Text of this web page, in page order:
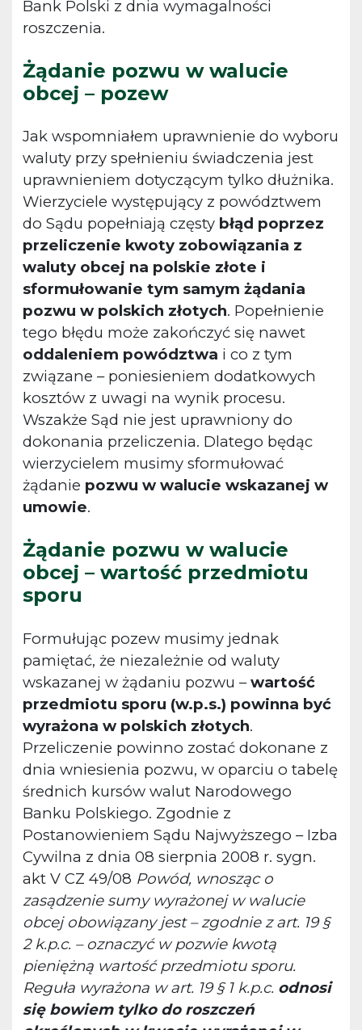
Bank Polski z dnia wymagalności
roszczenia.
Żądanie pozwu w walucie
obcej – pozew
Jak wspomniałem uprawnienie do wyboru
waluty przy spełnieniu świadczenia jest
uprawnieniem dotyczącym tylko dłużnika.
Wierzyciele występujący z powództwem
do Sądu popełniają częsty błąd poprzez
przeliczenie kwoty zobowiązania z
waluty obcej na polskie złote i
sformułowanie tym samym żądania
pozwu w polskich złotych. Popełnienie
tego błędu może zakończyć się nawet
oddaleniem powództwa i co z tym
związane – poniesieniem dodatkowych
kosztów z uwagi na wynik procesu.
Wszakże Sąd nie jest uprawniony do
dokonania przeliczenia. Dlatego będąc
wierzycielem musimy sformułować
żądanie pozwu w walucie wskazanej w
umowie.
Żądanie pozwu w walucie
obcej – wartość przedmiotu
sporu
Formułując pozew musimy jednak
pamiętać, że niezależnie od waluty
wskazanej w żądaniu pozwu –wartość
przedmiotu sporu (w.p.s.) powinna być
wyrażona w polskich złotych.
Przeliczenie powinno zostać dokonane z
dnia wniesienia pozwu, w oparciu o tabelę
średnich kursów walut Narodowego
Banku Polskiego. Zgodnie z
Postanowieniem Sądu Najwyższego – Izba
Cywilna z dnia 08 sierpnia 2008 r. sygn.
akt V CZ 49/08 Powód, wnosząc o
zasądzenie sumy wyrażonej w walucie
obcej obowiązany jest – zgodnie z art. 19 §
2 k.p.c. – oznaczyć w pozwie kwotą
pieniężną wartość przedmiotu sporu.
Reguła wyrażona w art. 19 § 1 k.p.c. odnosi
się bowiem tylko do roszczeń